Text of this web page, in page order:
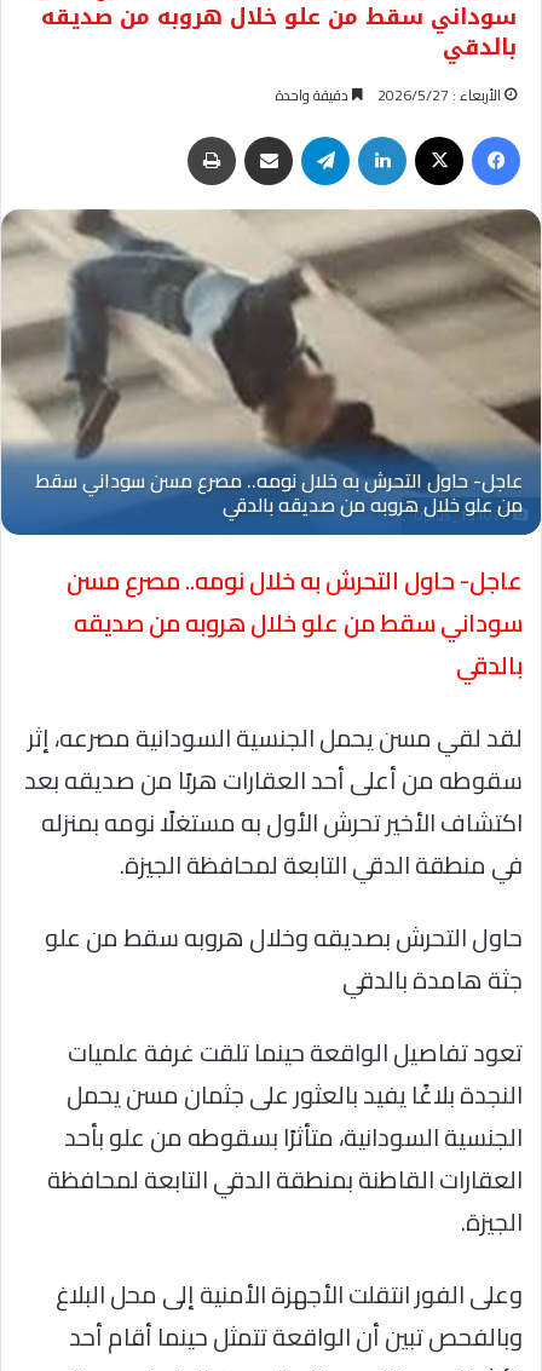
سوداني سقط من علو خلال هروبه من صديقه
بالدقي
الأربعاء : 2026/5/27 دقيقة واحدة
فيسبوك لينكدإن تيلقرام مشاركة عبر البريد
Oplus_131072
عاجل- حاول التحرش به خلال نومه.. مصرع مسن
سوداني سقط من علو خلال هروبه من صديقه
بالدقي
لقد لقي مسن يحمل الجنسية السودانية مصرعه، إثر
سقوطه من أعلى أحد العقارات هربًا من صديقه بعد
اكتشاف الأخير تحرش الأول به مستغلًا نومه بمنزله
في منطقة الدقي التابعة لمحافظة الجيزة.
حاول التحرش بصديقه وخلال هروبه سقط من علو
جثة هامدة بالدقي
تعود تفاصيل الواقعة حينما تلقت غرفة علميات
النجدة بلاغًا يفيد بالعثور على جثمان مسن يحمل
الجنسية السودانية، متأثرًا بسقوطه من علو بأحد
العقارات القاطنة بمنطقة الدقي التابعة لمحافظة
الجيزة.
وعلى الفور انتقلت الأجهزة الأمنية إلى محل البلاغ
وبالفحص تبين أن الواقعة تتمثل حينما أقام أحد